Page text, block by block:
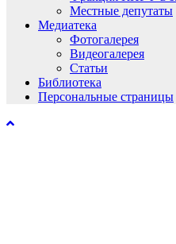
Местные депутаты
Медиатека
Фотогалерея
Видеогалерея
Статьи
Библиотека
Персональные страницы